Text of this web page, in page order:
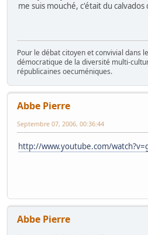
me suis mouché, c'était du calvados
Pour le débat citoyen et convivial dans
démocratique de la diversité multi-
républicaines oecuméniques.
Abbe Pierre
Septembre 07, 2006, 00:36:44
http://www.youtube.com/
Abbe Pierre